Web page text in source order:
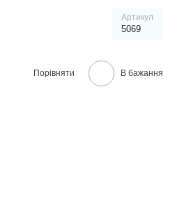
Артикул
5069
Порівняти В бажання